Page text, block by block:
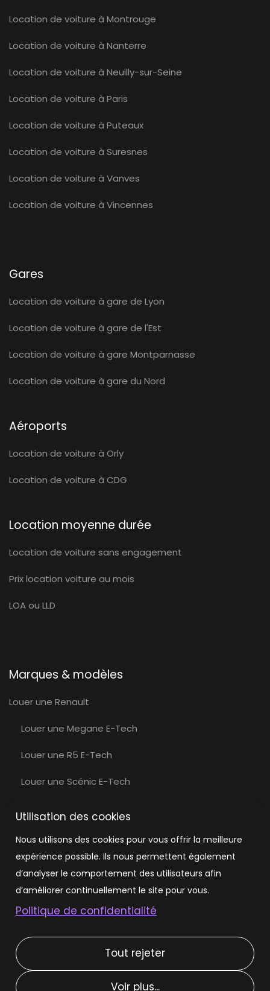
Location de voiture à Montrouge
Location de voiture à Nanterre
Location de voiture à Neuilly-sur-Seine
Location de voiture à Paris
Location de voiture à Puteaux
Location de voiture à Suresnes
Location de voiture à Vanves
Location de voiture à Vincennes
Gares
Location de voiture à gare de Lyon
Location de voiture à gare de l'Est
Location de voiture à gare Montparnasse
Location de voiture à gare du Nord
Aéroports
Location de voiture à Orly
Location de voiture à CDG
Location moyenne durée
Location de voiture sans engagement
Prix location voiture au mois
LOA ou LLD
Marques & modèles
Louer une Renault
Louer une Megane E-Tech
Louer une R5 E-Tech
Louer une Scénic E-Tech
Louer une Volvo EX30
Louer une Tesla
Louer une Tesla Model 3
Louer une Tesla Model Y
Types de location
Location courte durée
Utilisation des cookies
Nous utilisons des cookies pour vous offrir la meilleure
expérience possible. Ils nous permettent également
d’analyser le comportement des utilisateurs afin
d’améliorer continuellement le site pour vous.
Politique de confidentialité
Tout rejeter
Voir plus...